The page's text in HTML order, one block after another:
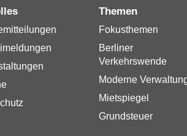
Themen
Fokusthemen
Berliner
Verkehrswende
Moderne
Mietspiegel
Grundsteuer